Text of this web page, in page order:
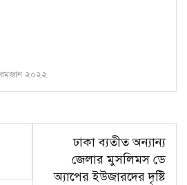
রমজান ২০২২
ঢাকা ব্যতীত অন্যান্য
জেলার মুসলিমস ডে
অ্যাপের ইউজারদের দৃষ্টি